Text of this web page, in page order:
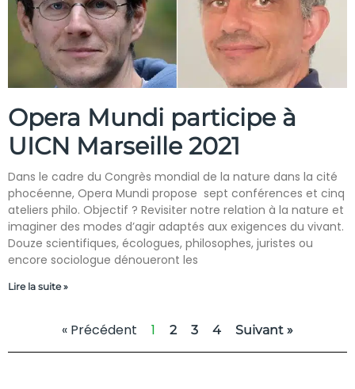
Opera Mundi participe à
UICN Marseille 2021
Dans le cadre du Congrès mondial de la nature dans la cité
phocéenne, Opera Mundi propose sept conférences et cinq
ateliers philo. Objectif ? Revisiter notre relation à la nature et
imaginer des modes d’agir adaptés aux exigences du vivant.
Douze scientifiques, écologues, philosophes, juristes ou
encore sociologue dénoueront les
Lire la suite »
« Précédent 1 2 3 4 Suivant »